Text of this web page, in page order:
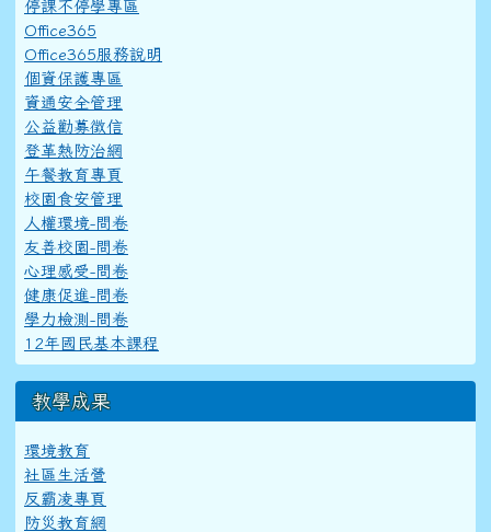
停課不停學專區
Office365
Office365服務說明
個資保護專區
資通安全管理
公益勸募徵信
登革熱防治網
午餐教育專頁
校園食安管理
人權環境-問卷
友善校園-問卷
心理感受-問卷
健康促進-問卷
學力檢測-問卷
12年國民基本課程
教學成果
環境教育
社區生活營
反霸凌專頁
防災教育網